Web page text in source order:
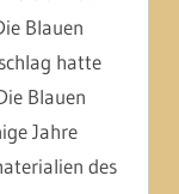
Blauen
hatte
Blauen
Jahre
des